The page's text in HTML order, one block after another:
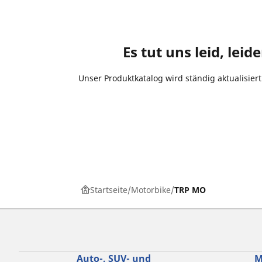
Es tut uns leid,
Unser Produktkatalog wird ständig
Startseite Motorbike TRP MO
Auto-, SUV- und